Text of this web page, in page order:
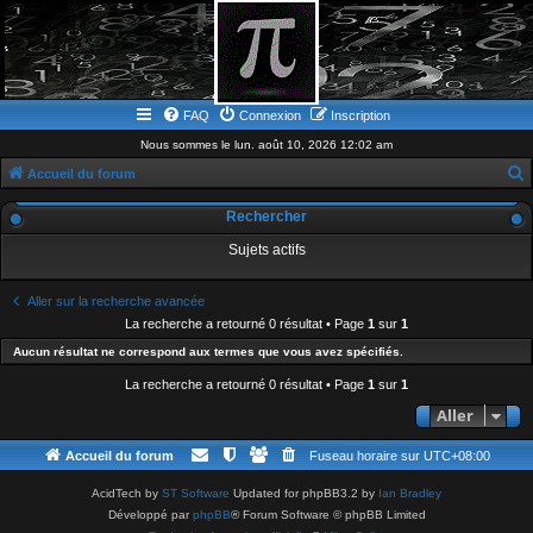
FAQ Connexion Inscription
Nous sommes le lun. août 10, 2026 12:02 am
Accueil du forum
e
c
Rechercher
Sujets actifs
Aller sur la recherche avancée
La recherche a retourné 0 résultat • Page 1 sur 1
Aucun résultat ne correspond aux termes que vous avez spécifiés.
La recherche a retourné 0 résultat • Page 1 sur 1
Aller
Accueil du forum Fuseau horaire sur UTC+08:00
AcidTech by ST Software Updated for phpBB3.2 by Ian Bradley
Développé parphpBB® Forum Software © phpBB Limited